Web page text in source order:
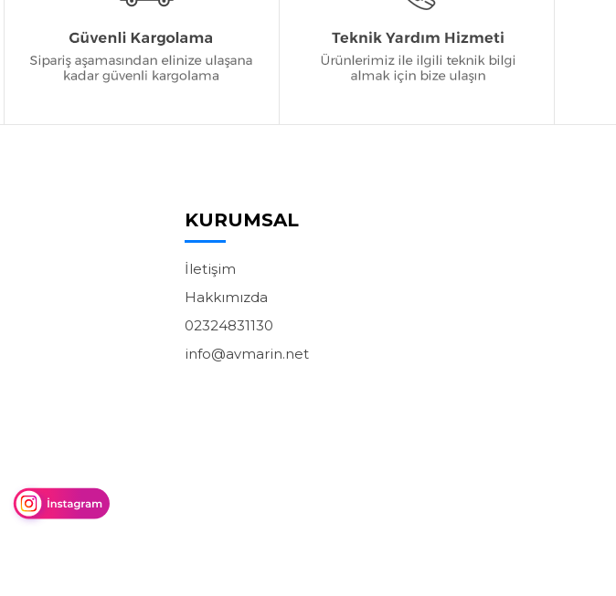
KURUMSAL
İletişim
Hakkımızda
02324831130
info@avmarin.net